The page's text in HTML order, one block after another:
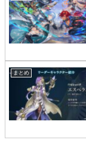
まとめ